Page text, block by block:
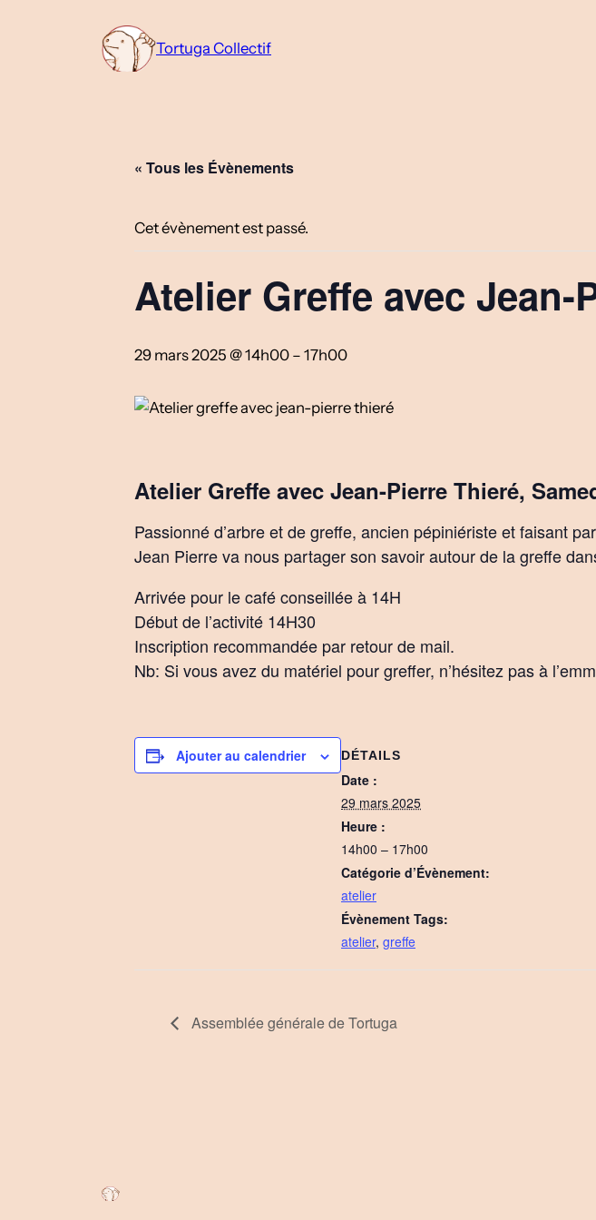
Tortuga Collectif
« Tous les Évènements
Cet évènement est passé.
Atelier Greffe avec Jean-
29 mars 2025 @ 14h00 – 17h00
Atelier Greffe avec Jean-Pierre Thieré,
Passionné d’arbre et de greffe, ancien pépiniériste et faisant
Jean Pierre va nous partager son savoir autour de la greffe
Arrivée pour le café conseillée à 14H
Début de l’activité 14H30
Inscription recommandée par retour de mail.
Nb: Si vous avez du matériel pour greffer, n’hésitez pas à
Ajouter au calendrier DÉTAILS
Date :
29 mars 2025
Heure :
14h00 – 17h00
Catégorie d’Évènement:
atelier
Évènement Tags:
atelier, greffe
Assemblée générale de Tortuga